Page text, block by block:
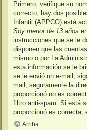
Primero, verifique su
correcto, hay dos
Infantil (APPCO) está
Soy menor de 13 años
instrucciones que se le
disponen que las
mismo o por La
esta información se le
se le envió un e-mail,
mail, seguramente la
proporcionó no es
filtro anti-spam. Si está
proporcionó es correcta,
Arriba